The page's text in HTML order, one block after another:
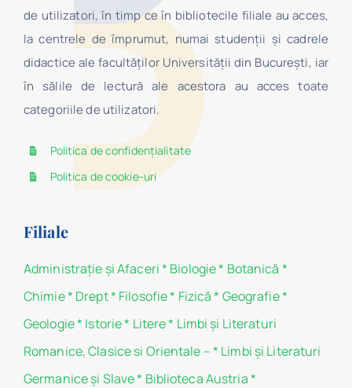
de utilizatori, în timp ce în bibliotecile filiale au acces,
la centrele de împrumut, numai studenţii şi cadrele
didactice ale facultăților Universității din București, iar
în sălile de lectură ale acestora au acces toate
categoriile de utilizatori.
Politica de confidențialitate
Politica de cookie-uri
Filiale
Administraţie şi Afaceri* Biologie* Botanică *
Chimie* Drept* Filosofie* Fizică * Geografie*
Geologie* Istorie* Litere* Limbi și Literaturi
Romanice, Clasice si Orientale –* Limbi și Literaturi
Germanice şi Slave* Biblioteca Austria*